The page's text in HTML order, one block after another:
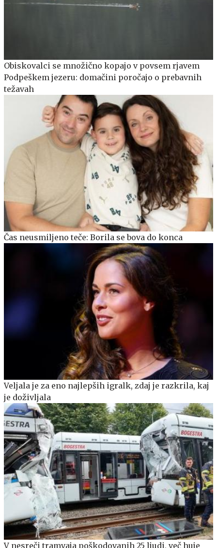
Obiskovalci se množično kopajo v povsem rjavem
Podpeškem jezeru: domačini poročajo o prebavnih
težavah
Čas neusmiljeno teče: Borila se bova do konca
Veljala je za eno najlepših igralk, zdaj je razkrila, kaj
je doživljala
V nesreči tramvaja poškodovanih 25 ljudi, več huje